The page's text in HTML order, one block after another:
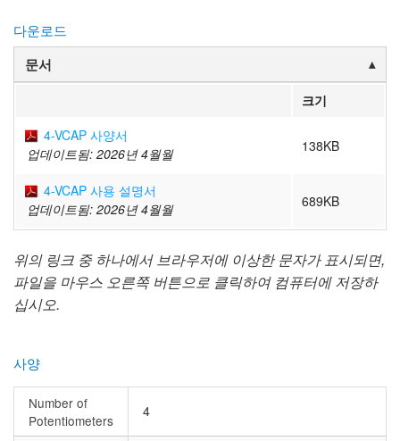
다운로드
문서
크기
4-VCAP 사양서
업데이트됨: 2026년 4월월
138KB
4-VCAP 사용 설명서
업데이트됨: 2026년 4월월
689KB
위의 링크 중 하나에서 브라우저에 이상한 문자가 표시되면,
파일을 마우스 오른쪽 버튼으로 클릭하여 컴퓨터에 저장하
십시오.
사양
Number of
Potentiometers
4